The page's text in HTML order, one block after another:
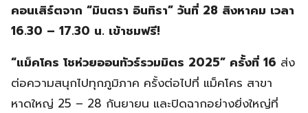
คอนเสิร์ตจาก “มินตรา อินทิรา” วันที่ 28 สิงหาคม เวลา
16.30 – 17.30 น. เข้าชมฟรี!
“แม็คโคร โชห่วยออนทัวร์รวมมิตร 2025” ครั้งที่ 16 ส่ง
ต่อความสนุกไปทุกภูมิภาค ครั้งต่อไปที่ แม็คโคร สาขา
หาดใหญ่ 25 – 28 กันยายน และปิดฉากอย่างยิ่งใหญ่ที่